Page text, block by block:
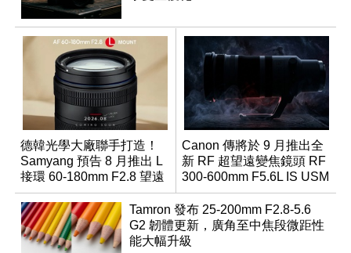
德韓光學大廠聯手打造！
Samyang 預告 8 月推出 L
接環 60-180mm F2.8 望遠
變焦鏡
Canon 傳將於 9 月推出全
新 RF 超望遠變焦鏡頭 RF
300-600mm F5.6L IS USM
Tamron 發布 25-200mm F2.8-5.6
G2 韌體更新，廣角至中焦段微距性
能大幅升級